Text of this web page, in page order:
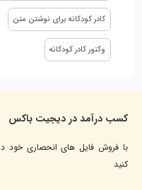
کادر کودکانه برای نوشتن متن
وکتور کادر کودکانه
کسب درآمد در دیجیت باکس
با فروش فایل های انحصاری خود
کنید